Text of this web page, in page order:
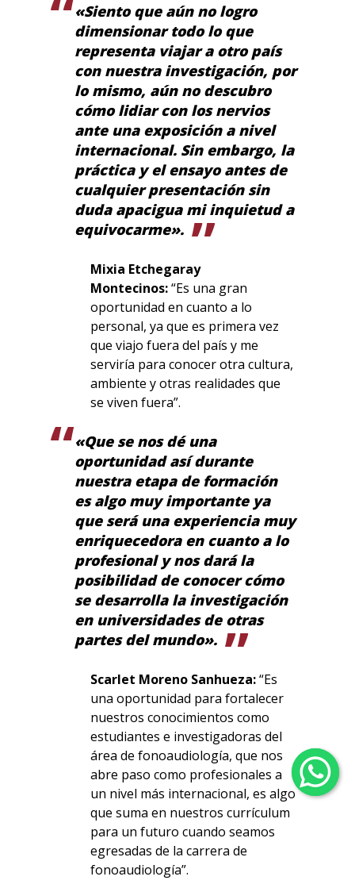
«Siento que aún no logro
dimensionar todo lo que
representa viajar a otro país
con nuestra investigación, por
lo mismo, aún no descubro
cómo lidiar con los nervios
ante una exposición a nivel
internacional. Sin embargo, la
práctica y el ensayo antes de
cualquier presentación sin
duda apacigua mi inquietud a
equivocarme».
Mixia Etchegaray
Montecinos:“Es una gran
oportunidad en cuanto a lo
personal, ya que es primera vez
que viajo fuera del país y me
serviría para conocer otra cultura,
ambiente y otras realidades que
se viven fuera”.
«Que se nos dé una
oportunidad así durante
nuestra etapa de formación
es algo muy importante ya
que será una experiencia muy
enriquecedora en cuanto a lo
profesional y nos dará la
posibilidad de conocer cómo
se desarrolla la investigación
en universidades de otras
partes del mundo».
Scarlet Moreno Sanhueza:“Es
una oportunidad para fortalecer
nuestros conocimientos como
estudiantes e investigadoras del
área de fonoaudiología, que nos
abre paso como profesionales a
un nivel más internacional, es algo
que suma en nuestros currículum
para un futuro cuando seamos
egresadas de la carrera de
fonoaudiología”.